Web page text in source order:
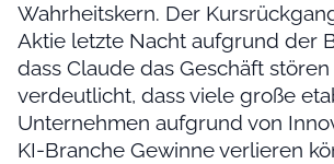
Wahrheitskern. Der
Aktie letzte Nacht aufgrund der
dass Claude das Geschäft stören
verdeutlicht, dass viele große
Unternehmen aufgrund von
KI-Branche Gewinne verlieren